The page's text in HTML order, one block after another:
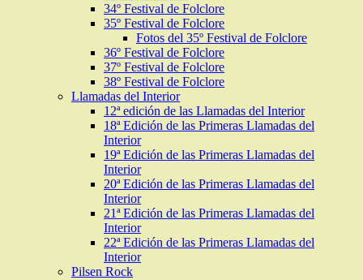
34º Festival de Folclore
35º Festival de Folclore
Fotos del 35º Festival de Folclore
36º Festival de Folclore
37º Festival de Folclore
38º Festival de Folclore
Llamadas del Interior
12ª edición de las Llamadas del Interior
18ª Edición de las Primeras Llamadas del
Interior
19ª Edición de las Primeras Llamadas del
Interior
20ª Edición de las Primeras Llamadas del
Interior
21ª Edición de las Primeras Llamadas del
Interior
22ª Edición de las Primeras Llamadas del
Interior
Pilsen Rock